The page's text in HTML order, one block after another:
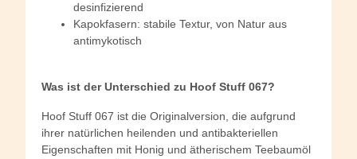
desinfizierend
Kapokfasern: stabile Textur, von Natur aus
antimykotisch
Was ist der Unterschied zu Hoof Stuff 067?
Hoof Stuff 067 ist die Originalversion, die aufgrund
ihrer natürlichen heilenden und antibakteriellen
Eigenschaften mit Honig und ätherischem Teebaumöl